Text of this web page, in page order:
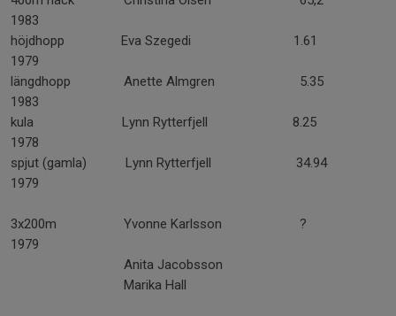
1983
höjdhopp Eva Szegedi 1.61
1979
längdhopp Anette Almgren 5.35
1983
kula Lynn Rytterfjell 8.25
1978
spjut (gamla) Lynn Rytterfjell 34.94
1979
3x200m Yvonne Karlsson ?
1979
Anita Jacobsson
Marika Hall